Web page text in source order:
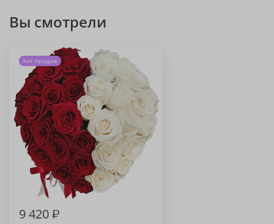
Вы смотрели
Хит продаж
9 420₽